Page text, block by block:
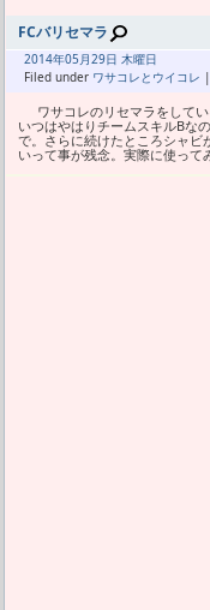
FCバリセマラ
2014年05月29日 木曜日
Filed under ワサコレとウイコレ
ワサコレのリセマラをして
いつはやはりチームスキルBな
で。さらに続けたところシャビ
いって事が残念。実際に使って